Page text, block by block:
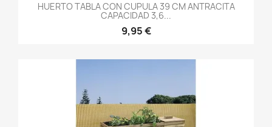
HUERTO TABLA CON CUPULA 39 CM ANTRACITA
CAPACIDAD 3,6...
9,95 €